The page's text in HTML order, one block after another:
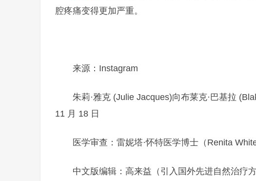
腔疼痛变得更加严重。
来源：Instagram
朱莉·雅克 (Julie Jacques)向布莱克·巴基拉
11 月 18 日
医学审查：雷妮塔·怀特医学博士（Renita
中文版编辑：高来益（引入国外先进自然治疗方